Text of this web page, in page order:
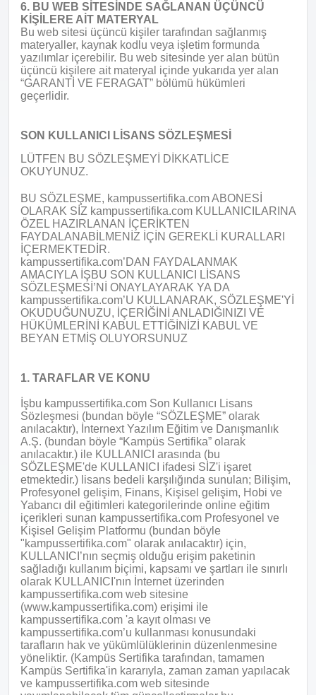
6. BU WEB SİTESİNDE SAĞLANAN ÜÇÜNCÜ
KİŞİLERE AİT MATERYAL
Bu web sitesi üçüncü kişiler tarafından sağlanmış
materyaller, kaynak kodlu veya işletim formunda
yazılımlar içerebilir. Bu web sitesinde yer alan bütün
üçüncü kişilere ait materyal içinde yukarıda yer alan
“GARANTİ VE FERAGAT” bölümü hükümleri
geçerlidir.
SON KULLANICI LİSANS SÖZLEŞMESİ
LÜTFEN BU SÖZLEŞMEYİ DİKKATLİCE
OKUYUNUZ.
BU SÖZLEŞME, kampussertifika.com ABONESİ
OLARAK SİZ kampussertifika.com KULLANICILARINA
ÖZEL HAZIRLANAN İÇERİKTEN
FAYDALANABİLMENİZ İÇİN GEREKLİ KURALLARI
İÇERMEKTEDİR.
kampussertifika.com’DAN FAYDALANMAK
AMACIYLA İŞBU SON KULLANICI LİSANS
SÖZLEŞMESİ’Nİ ONAYLAYARAK YA DA
kampussertifika.com’U KULLANARAK, SÖZLEŞME'Yİ
OKUDUĞUNUZU, İÇERİĞİNİ ANLADIĞINIZI VE
HÜKÜMLERİNİ KABUL ETTİĞİNİZİ KABUL VE
BEYAN ETMİŞ OLUYORSUNUZ
1. TARAFLAR VE KONU
İşbu kampussertifika.com Son Kullanıcı Lisans
Sözleşmesi (bundan böyle “SÖZLEŞME” olarak
anılacaktır), İnternext Yazılım Eğitim ve Danışmanlık
A.Ş. (bundan böyle “Kampüs Sertifika” olarak
anılacaktır.) ile KULLANICI arasında (bu
SÖZLEŞME'de KULLANICI ifadesi SİZ'i işaret
etmektedir.) lisans bedeli karşılığında sunulan; Bilişim,
Profesyonel gelişim, Finans, Kişisel gelişim, Hobi ve
Yabancı dil eğitimleri kategorilerinde online eğitim
içerikleri sunan kampussertifika.com Profesyonel ve
Kişisel Gelişim Platformu (bundan böyle
"kampussertifika.com" olarak anılacaktır) için,
KULLANICI’nın seçmiş olduğu erişim paketinin
sağladığı kullanım biçimi, kapsamı ve şartları ile sınırlı
olarak KULLANICI'nın İnternet üzerinden
kampussertifika.com web sitesine
(www.kampussertifika.com) erişimi ile
kampussertifika.com 'a kayıt olması ve
kampussertifika.com’u kullanması konusundaki
tarafların hak ve yükümlülüklerinin düzenlenmesine
yöneliktir. (Kampüs Sertifika tarafından, tamamen
Kampüs Sertifika'in kararıyla, zaman zaman yapılacak
ve kampussertifika.com web sitesinde